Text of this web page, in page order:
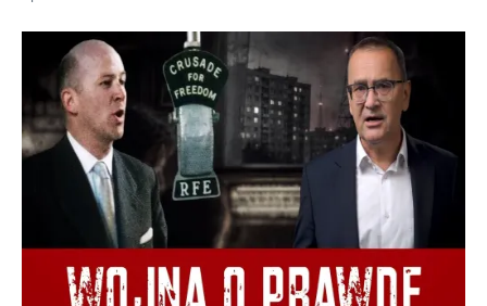
Historyczne fikołki zagranicznego obserwatora dziejów